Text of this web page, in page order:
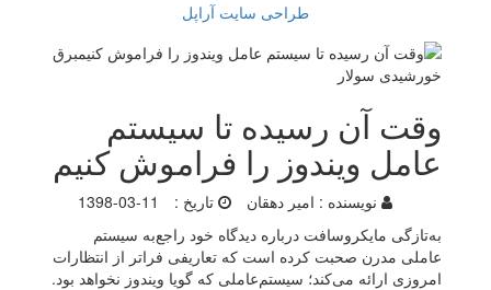
طراحی سایت آراپل
وقت آن رسیده تا سیستم
عامل ویندوز را فراموش کنیم
نویسنده : امیر دهقان تاریخ :
1398-03-11
به‌تازگی مایکروسافت درباره دیدگاه خود راجع‌به سیستم
عاملی مدرن صحبت کرده است که تعاریفی فراتر از انتظارات
امروزی‌ ارائه می‌کند؛ سیستم‌عاملی که گویا ویندوز نخواهد بود.